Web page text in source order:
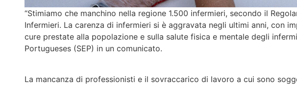
“Stimiamo che manchino nella regione 1.500 infermieri, secondo il
Infermieri. La carenza di infermieri si è aggravata negli ultimi anni, con
cure prestate alla popolazione e sulla salute fisica e mentale degli
Portugueses (SEP) in un comunicato.
La mancanza di professionisti e il sovraccarico di lavoro a cui sono